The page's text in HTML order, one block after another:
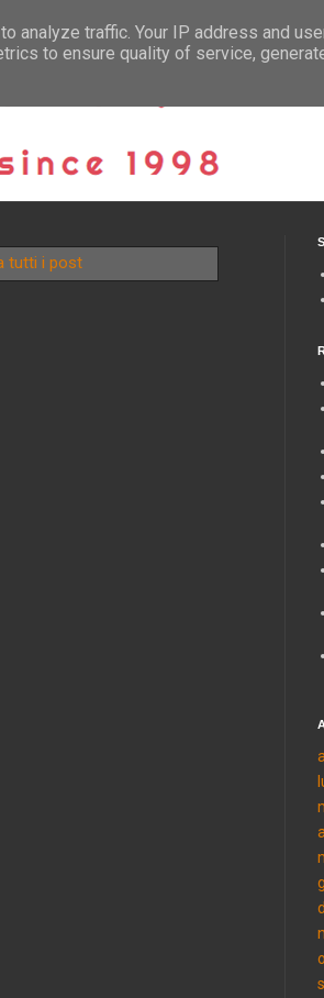
tutti i post
analyze traffic. Your IP address and
to ensure quality of service,